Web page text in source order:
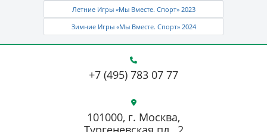
Летние Игры «Мы Вместе. Спорт» 2023
Зимние Игры «Мы Вместе. Спорт» 2024
+7 (495) 783 07 77
101000, г. Москва,